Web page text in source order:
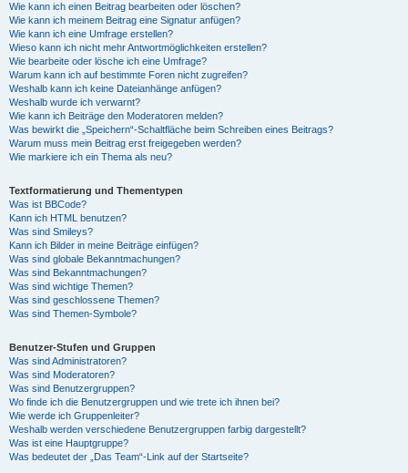
Wie kann ich einen Beitrag bearbeiten oder löschen?
Wie kann ich meinem Beitrag eine Signatur anfügen?
Wie kann ich eine Umfrage erstellen?
Wieso kann ich nicht mehr Antwortmöglichkeiten erstellen?
Wie bearbeite oder lösche ich eine Umfrage?
Warum kann ich auf bestimmte Foren nicht zugreifen?
Weshalb kann ich keine Dateianhänge anfügen?
Weshalb wurde ich verwarnt?
Wie kann ich Beiträge den Moderatoren melden?
Was bewirkt die „Speichern“-Schaltfläche beim Schreiben eines Beitrags?
Warum muss mein Beitrag erst freigegeben werden?
Wie markiere ich ein Thema als neu?
Textformatierung und Thementypen
Was ist BBCode?
Kann ich HTML benutzen?
Was sind Smileys?
Kann ich Bilder in meine Beiträge einfügen?
Was sind globale Bekanntmachungen?
Was sind Bekanntmachungen?
Was sind wichtige Themen?
Was sind geschlossene Themen?
Was sind Themen-Symbole?
Benutzer-Stufen und Gruppen
Was sind Administratoren?
Was sind Moderatoren?
Was sind Benutzergruppen?
Wo finde ich die Benutzergruppen und wie trete ich ihnen bei?
Wie werde ich Gruppenleiter?
Weshalb werden verschiedene Benutzergruppen farbig dargestellt?
Was ist eine Hauptgruppe?
Was bedeutet der „Das Team“-Link auf der Startseite?